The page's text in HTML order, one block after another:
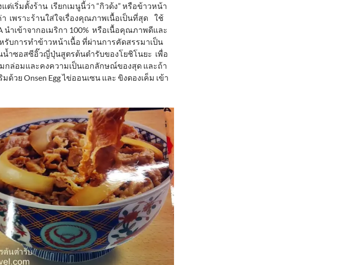
ต่เริ่มตั้งร้าน เรียกเมนูนี้ว่า “กิวด้ง” หรือข้าวหน้า
เพราะร้านใส่ใจเรื่องคุณภาพเนื้อเป็นที่สุด ใช้
นำเข้าจากอเมริกา 100% หรือเนื้อคุณภาพดีและ
รับการทำข้าวหน้าเนื้อ ที่ผ่านการคัดสรรมาเป็น
น้ำซอสซีอิ๊วญี่ปุ่นสูตรต้นตำรับของโยชิโนยะ เพื่อ
กล่อมและคงความเป็นเอกลักษณ์ของสุด และถ้า
ด้วย Onsen Egg ไข่ออนเซน และ ขิงดองเค็ม เข้า